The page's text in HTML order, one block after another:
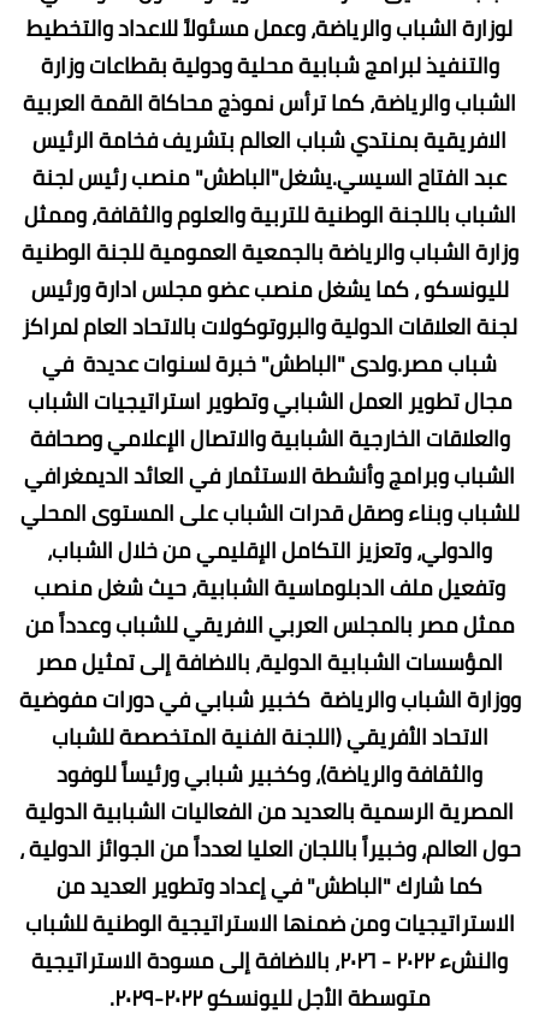
لوزارة الشباب والرياضة، وعمل مسئولاً للاعداد والتخطيط
والتنفيذ لبرامج شبابية محلية ودولية بقطاعات وزارة
الشباب والرياضة، كما ترأس نموذج محاكاة القمة العربية
الافريقية بمنتدي شباب العالم بتشريف فخامة الرئيس
عبد الفتاح السيسي.يشغل"الباطش" منصب رئيس لجنة
الشباب باللجنة الوطنية للتربية والعلوم والثقافة، وممثل
وزارة الشباب والرياضة بالجمعية العمومية للجنة الوطنية
لليونسكو ، كما يشغل منصب عضو مجلس ادارة ورئيس
لجنة العلاقات الدولية والبروتوكولات بالاتحاد العام لمراكز
شباب مصر.ولدى "الباطش" خبرة لسنوات عديدة في
مجال تطوير العمل الشبابي وتطوير استراتيجيات الشباب
والعلاقات الخارجية الشبابية والاتصال الإعلامي وصحافة
الشباب وبرامج وأنشطة الاستثمار في العائد الديمغرافي
للشباب وبناء وصقل قدرات الشباب على المستوى المحلي
والدولي، وتعزيز التكامل الإقليمي من خلال الشباب،
وتفعيل ملف الدبلوماسية الشبابية، حيث شغل منصب
ممثل مصر بالمجلس العربي الافريقي للشباب وعدداً من
المؤسسات الشبابية الدولية، بالاضافة إلى تمثيل مصر
ووزارة الشباب والرياضة كخبير شبابي في دورات مفوضية
الاتحاد الأفريقي (اللجنة الفنية المتخصصة للشباب
والثقافة والرياضة)، وكخبير شبابي ورئيساً للوفود
المصرية الرسمية بالعديد من الفعاليات الشبابية الدولية
حول العالم، وخبيراً باللجان العليا لعدداً من الجوائز الدولية ،
كما شارك "الباطش" في إعداد وتطوير العديد من
الاستراتيجيات ومن ضمنها الاستراتيجية الوطنية للشباب
والنشء ٢٠٢٢ - ٢٠٢٦، بالاضافة إلى مسودة الاستراتيجية
متوسطة الأجل لليونسكو ٢٠٢٢-٢٠٢٩.